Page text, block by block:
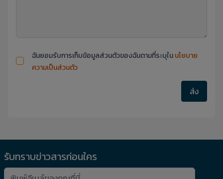
ฉันยอมรับการเก็บข้อมูลส่วนตัวของฉันตามที่ระบุในนโยบาย
ความเป็นส่วนตัว
ส่ง
รับทราบข่าวสารก่อนใคร